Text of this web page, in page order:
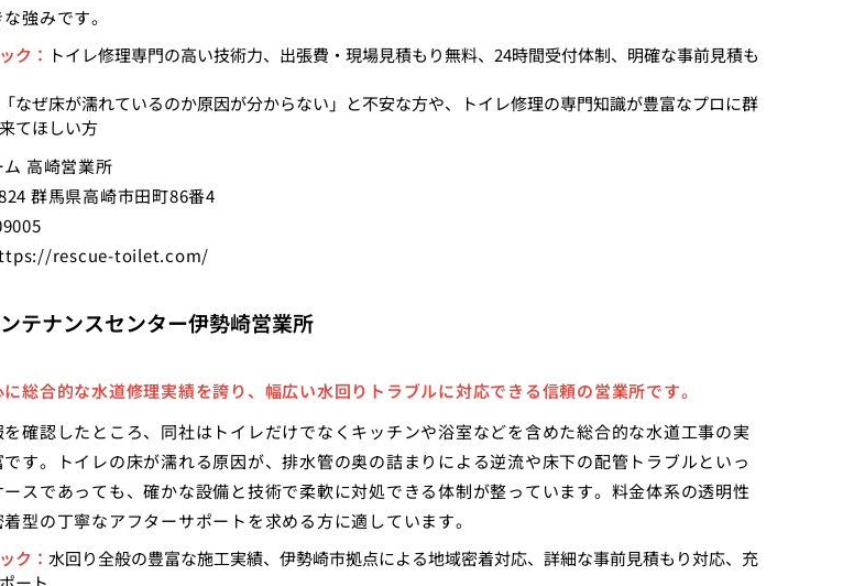
強みです。
ク： トイレ修理専門の高い技術力、出張費・現場見積もり無料、24時間受付体制、明確な事前見積も
「なぜ床が濡れているのか原因が分からない」と不安な方や、トイレ修理の専門知識が豊富なプロに群
てほしい方
ム 高崎営業所
群馬県高崎市田町86番4
rescue-toilet.com/
テナンスセンター伊勢崎営業所
総合的な水道修理実績を誇り、幅広い水回りトラブルに対応できる信頼の営業所です。
確認したところ、同社はトイレだけでなくキッチンや浴室などを含めた総合的な水道工事の実
す。トイレの床が濡れる原因が、排水管の奥の詰まりによる逆流や床下の配管トラブルといっ
スであっても、確かな設備と技術で柔軟に対処できる体制が整っています。料金体系の透明性
型の丁寧なアフターサポートを求める方に適しています。
ク： 水回り全般の豊富な施工実績、伊勢崎市拠点による地域密着対応、詳細な事前見積もり対応、充